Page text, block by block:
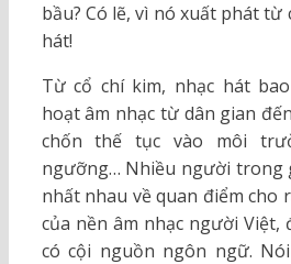
bầu? Có lẽ, vì nó xuất phát
hát!
Từ cổ chí kim, nhạc hát
hoạt âm nhạc từ dân gian
chốn thế tục vào môi
ngưỡng… Nhiều người trong
nhất nhau về quan điểm cho
của nền âm nhạc người Việt,
có cội nguồn ngôn ngữ.